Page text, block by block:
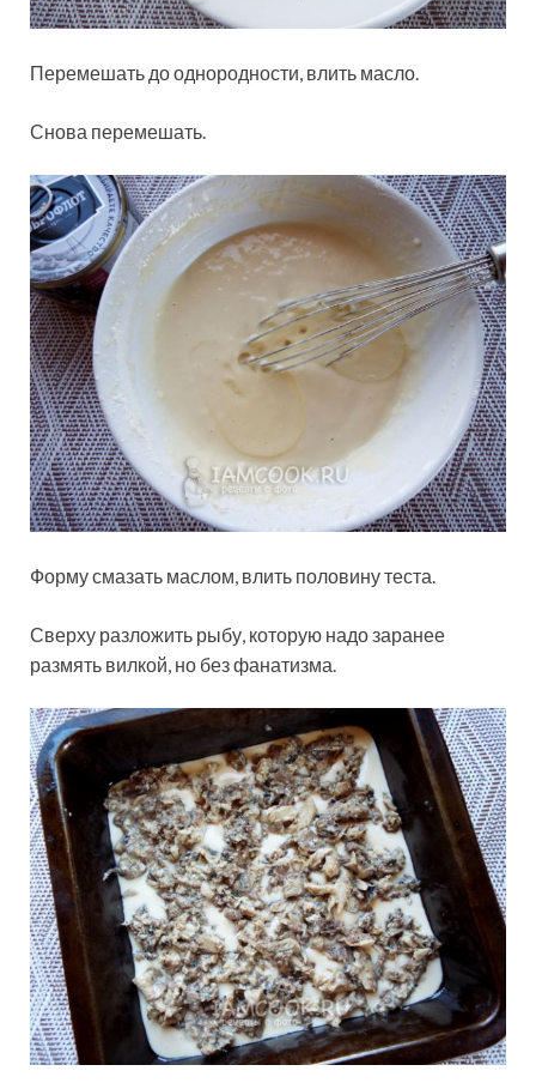
Перемешать до однородности, влить масло.
Снова перемешать.
Форму смазать маслом, влить половину теста.
Сверху разложить рыбу, которую надо заранее
размять вилкой, но без фанатизма.